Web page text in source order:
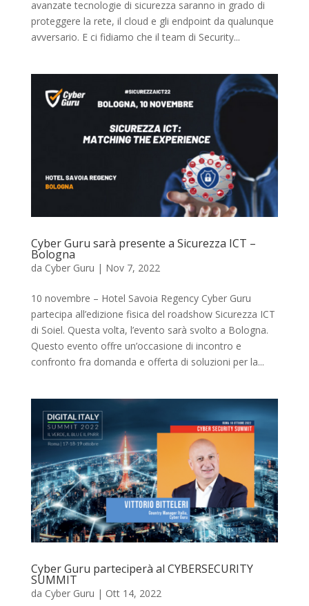
avanzate tecnologie di sicurezza saranno in grado di
proteggere la rete, il cloud e gli endpoint da qualunque
avversario. E ci fidiamo che il team di Security...
Cyber Guru sarà presente a Sicurezza ICT –
Bologna
da Cyber Guru | Nov 7, 2022
10 novembre – Hotel Savoia Regency Cyber Guru
partecipa all’edizione fisica del roadshow Sicurezza ICT
di Soiel. Questa volta, l’evento sarà svolto a Bologna.
Questo evento offre un’occasione di incontro e
confronto fra domanda e offerta di soluzioni per la...
Cyber Guru parteciperà al CYBERSECURITY
SUMMIT
da Cyber Guru | Ott 14, 2022